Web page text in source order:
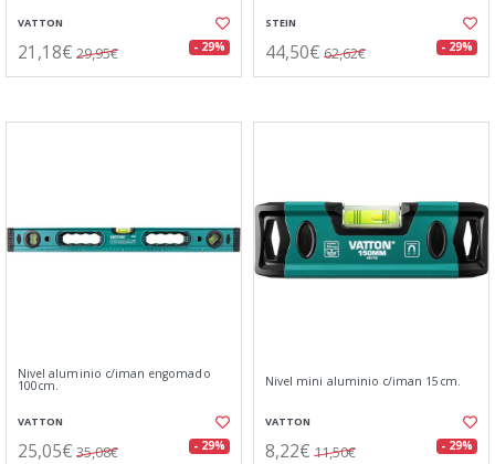
VATTON
21,18€ 29,95€ - 29%
STEIN
44,50€ 62,62€ - 29%
Nivel aluminio c/iman engomado
100cm.
VATTON
25,05€ 35,08€ - 29%
Nivel mini aluminio c/iman 15cm.
VATTON
8,22€ 11,50€ - 29%